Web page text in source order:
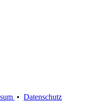
• Datenschutz